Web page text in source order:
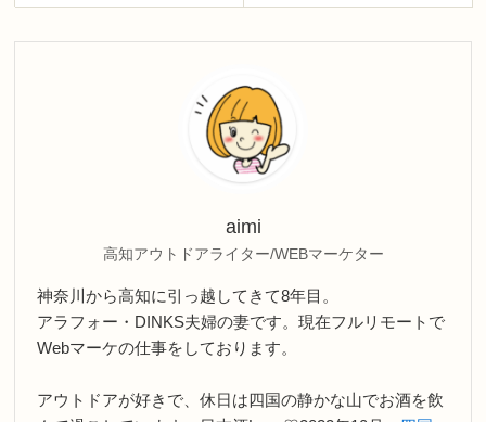
aimi
高知アウトドアライター/WEBマーケター
神奈川から高知に引っ越してきて8年目。
アラフォー・DINKS夫婦の妻です。現在フルリモートで
Webマーケの仕事をしております。
アウトドアが好きで、休日は四国の静かな山でお酒を飲